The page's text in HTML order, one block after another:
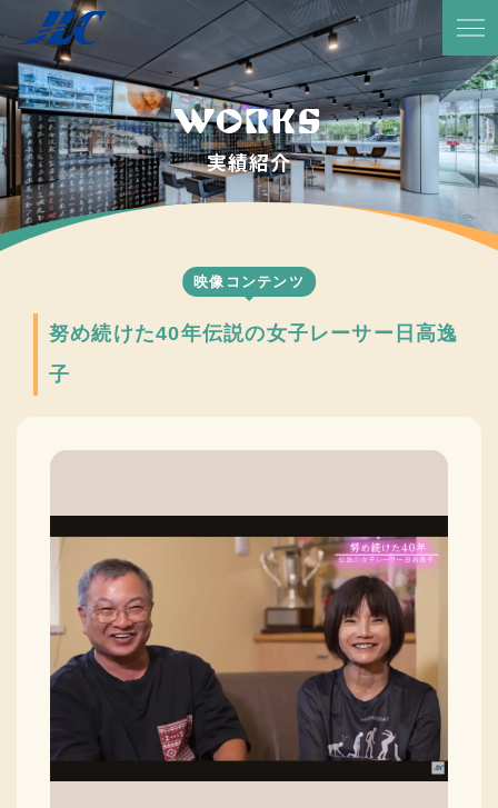
TOP
サービス紹介
実績一覧
CSR活動
採用情報
ニュースリリース
Q&A
ご意見・ご感想
放送予定・番組表
WORKS
実績紹介
映像コンテンツ
努め続けた40年伝説の女子レーサー日高逸
子